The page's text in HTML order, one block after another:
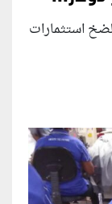
استثمارات